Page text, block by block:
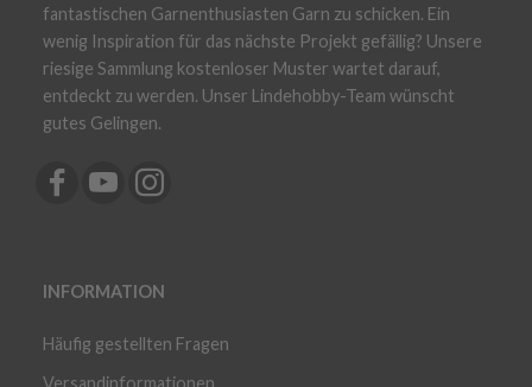
fantastischen Garnenthusiasten Garn zu schicken. Ein
wenig Inspiration für das nächste Projekt gefällig? Unsere
riesige Sammlung kostenloser Muster wartet darauf,
entdeckt zu werden. Unser Lindehobby-Team wünscht
gutes Gelingen.
INFORMATION
Häufig gestellten Fragen
Versandinformationen